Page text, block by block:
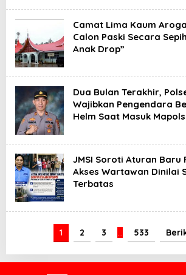
Camat Lima Kaum
Calon Paski Secara
Anak Drop”
Dua Bulan Terakhir,
Wajibkan Pengendara
Helm Saat Masuk
JMSI Soroti Aturan Baru
Akses Wartawan Dinilai
Terbatas
1 2 3 … 533